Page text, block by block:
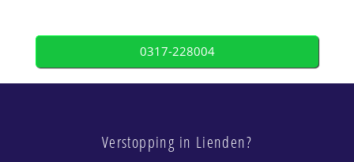
0317-228004
Verstopping in Lienden?